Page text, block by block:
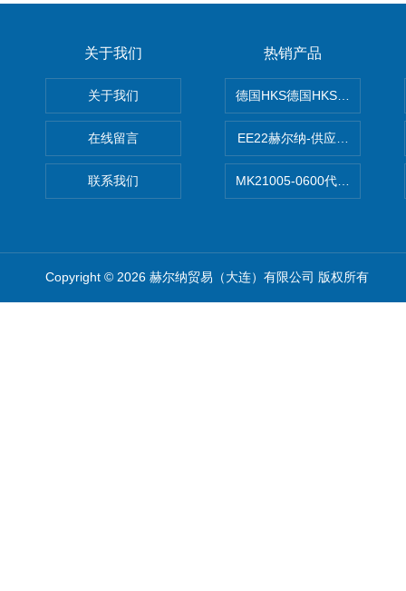
关于我们
关于我们
在线留言
联系我们
热销产品
德国HKS德国HKS液压旋转摆
EE22赫尔纳-供应
MK21005-0600代理德国MK
Copyright © 2026 赫尔纳贸易（大连）有限公司 版权所有